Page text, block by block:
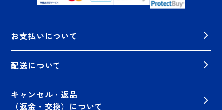
お支払いについて
配送について
キャンセル・返品
（返金・交換）について